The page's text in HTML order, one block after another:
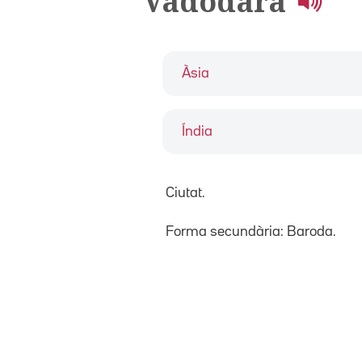
Àsia
Índia
Ciutat.
Forma secundària: Baroda.